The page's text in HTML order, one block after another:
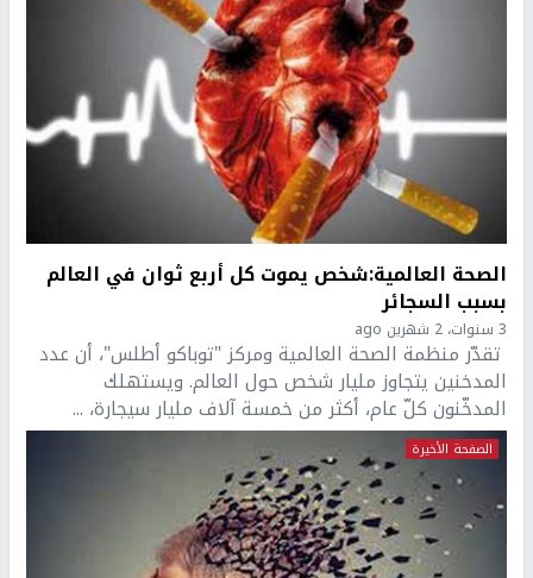
الصحة العالمية:شخص يموت كل أربع ثوان في العالم
بسبب السجائر
3 سنوات، 2 شهرين ago
تقدّر منظمة الصحة العالمية ومركز "توباكو أطلس"، أن عدد
المدخنين يتجاوز مليار شخص حول العالم. ويستهلك
المدخّنون كلّ عام، أكثر من خمسة آلاف مليار سيجارة، ...
الصفحة الأخيرة